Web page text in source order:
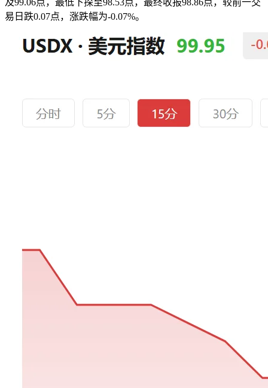
易日跌0.07点，涨跌幅为-0.07%。